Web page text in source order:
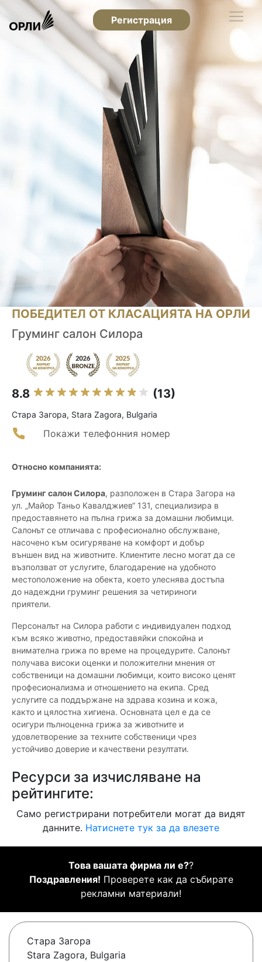
Регистрация
ПОБЕДИТЕЛ ОТ КЛАСАЦИЯТА НА ОРЛИ
Груминг салон Силора
8.8 (13)
Стара Загора, Stara Zagora, Bulgaria
Покажи телефонния номер
Относно компанията:
Груминг салон Силора, разположен в Стара Загора на
ул. „Майор Таньо Кавалджиев“ 131, специализира в
предоставянето на пълна грижа за домашни любимци.
Салонът се отличава с професионално обслужване,
насочено към осигуряване на комфорт и добър
външен вид на животните. Клиентите лесно могат да се
възползват от услугите, благодарение на удобното
местоположение на обекта, което улеснява достъпа
до надеждни груминг решения за четириноги
приятели.
Персоналът на Силора работи с индивидуален подход
към всяко животно, предоставяйки спокойна и
внимателна грижа по време на процедурите. Салонът
получава високи оценки и положителни мнения от
собственици на домашни любимци, които високо ценят
професионализма и отношението на екипа. Сред
услугите са поддържане на здрава козина и кожа,
както и цялостна хигиена. Основната цел е да се
осигури пълноценна грижа за животните и
удовлетворение за техните собственици чрез
устойчиво доверие и качествени резултати.
Ресурси за изчисляване на
рейтингите:
Само регистрирани потребители могат да видят
данните. Натиснете тук за да влезете
Това вашата фирма ли е??
Поздравления! Проверете как да събирате
рекламни материали!
Стара Загора
Stara Zagora, Bulgaria